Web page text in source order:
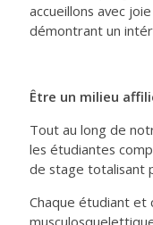
accueillons avec
démontrant un
Être un milieu
Tout au long de
les étudiantes
de stage totalisant
Chaque étudiant et